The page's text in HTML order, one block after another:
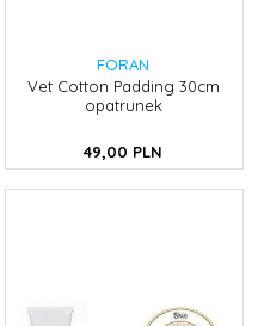
FORAN
Vet Cotton Padding 30cm
opatrunek
49,00 PLN